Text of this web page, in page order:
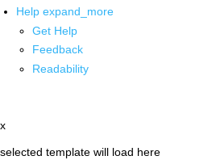
Help expand_more
Get Help
Feedback
Readability
x
selected template will load here